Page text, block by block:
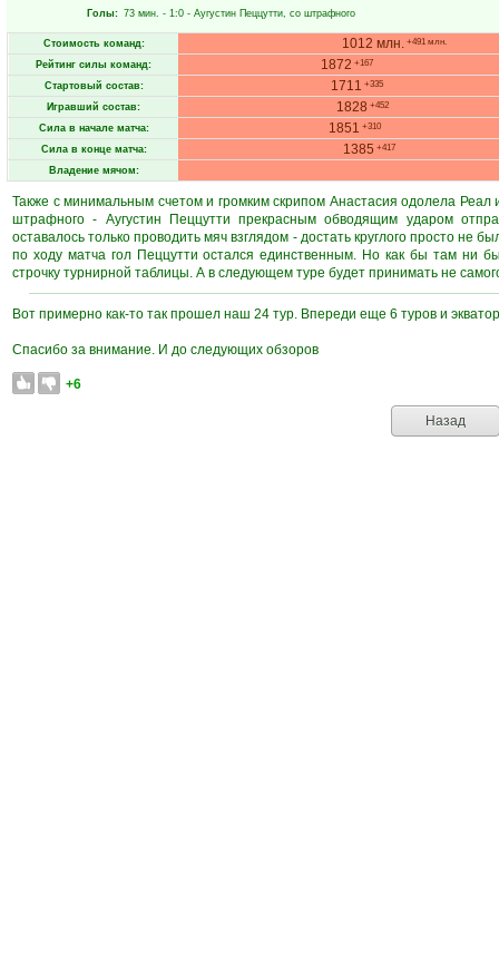
Голы: 73 мин. - 1:0 - Аугустин Пеццутти, со штрафного
Стоимость команд: 1012 млн. +491 млн.
Рейтинг силы команд: 1872 +167
Стартовый состав: 1711 +335
Игравший состав: 1828 +452
Сила в начале матча: 1851 +310
Сила в конце матча: 1385 +417
Владение мячом:
Также с минимальным счетом и громким скрипом Анастасия одолела
штрафного - Аугустин Пеццутти прекрасным обводящим ударом
оставалось только проводить мяч взглядом - достать круглого просто не
по ходу матча гол Пеццутти остался единственным. Но как бы там ни
строчку турнирной таблицы. А в следующем туре будет принимать не
Вот примерно как-то так прошел наш 24 тур. Впереди еще 6 туров и
Спасибо за внимание. И до следующих обзоров
+6
Назад